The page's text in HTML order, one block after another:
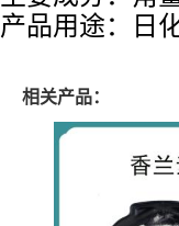
产品用途：日
相关产品：